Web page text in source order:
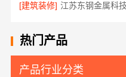
[建筑装修]
热门产品
产品行业分类